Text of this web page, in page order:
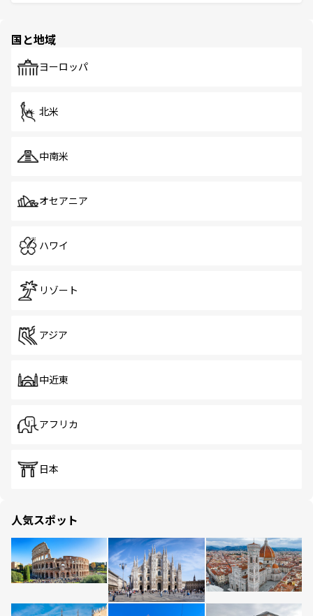
で、ホーカーズは地元の風情を楽しめる外せないスポット
国と地域
ヨーロッパ
北米
中南米
オセアニア
ハワイ
リゾート
アジア
中近東
アフリカ
日本
人気スポット